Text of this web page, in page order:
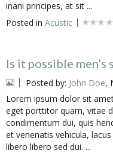
inani principes, at sit ...
Posted in Acustic
Is it possible men’s
Posted by: John Doe,
Lorem ipsum dolor sit
eget porttitor quam, vitae
condimentum dui, quis
et venenatis vehicula,
libero libero sed dui. ...